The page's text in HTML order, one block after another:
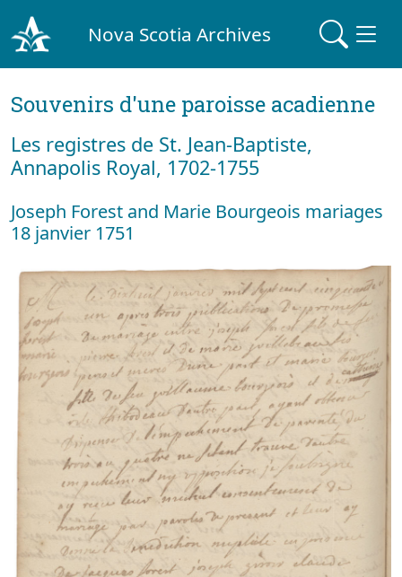
Nova Scotia Archives
Souvenirs d'une paroisse acadienne
Les registres de St. Jean-Baptiste,
Annapolis Royal, 1702-1755
Joseph Forest and Marie Bourgeois mariages
18 janvier 1751